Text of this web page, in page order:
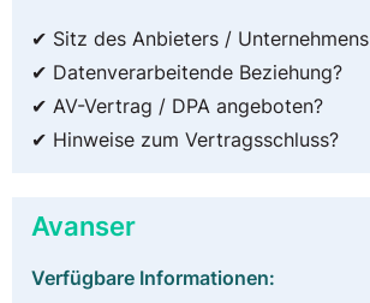
✔ Sitz des Anbieters / Unternehmens
✔ Datenverarbeitende Beziehung?
✔ AV-Vertrag / DPA angeboten?
✔ Hinweise zum Vertragsschluss?
Avanser
Verfügbare Informationen: